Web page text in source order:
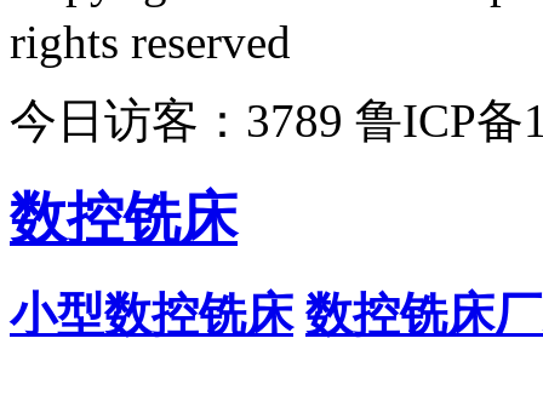
rights reserved
今日访客：3789 鲁ICP
数控铣床
小型数控铣床 数控铣床